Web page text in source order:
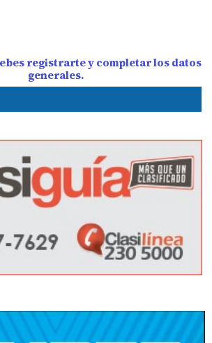
registrarte y completar los datos
generales.